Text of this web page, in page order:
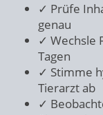
✓ Prüfe
genau
✓ Wechsle
Tagen
✓ Stimme
Tierarzt ab
✓